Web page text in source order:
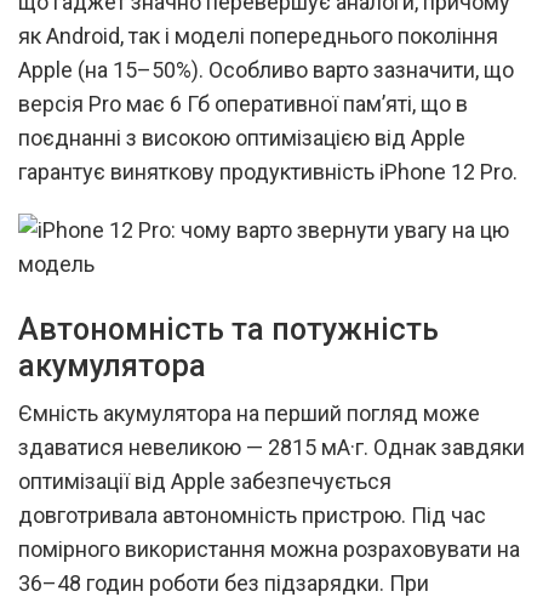
як Android, так і моделі попереднього покоління
Apple (на 15–50%). Особливо варто зазначити, що
версія Pro має 6 Гб оперативної пам’яті, що в
поєднанні з високою оптимізацією від Apple
гарантує виняткову продуктивність iPhone 12 Pro.
Автономність та потужність
акумулятора
Ємність акумулятора на перший погляд може
здаватися невеликою — 2815 мА·г. Однак завдяки
оптимізації від Apple забезпечується
довготривала автономність пристрою. Під час
помірного використання можна розраховувати на
36–48 годин роботи без підзарядки. При